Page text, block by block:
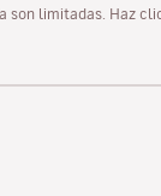
limitadas. Haz